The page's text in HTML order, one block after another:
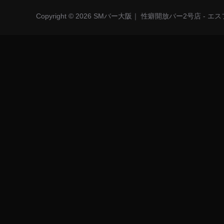
Copyright © 2026 SMバー大阪｜ 性癖開放バー2号店 - エス